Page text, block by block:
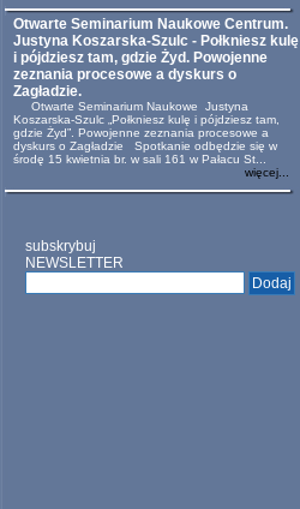
Otwarte Seminarium Naukowe Centrum.
Justyna Koszarska-Szulc - Połkniesz kulę
i pójdziesz tam, gdzie Żyd. Powojenne
zeznania procesowe a dyskurs o
Zagładzie.
Otwarte Seminarium Naukowe Justyna
Koszarska-Szulc „Połkniesz kulę i pójdziesz tam,
gdzie Żyd”. Powojenne zeznania procesowe a
dyskurs o Zagładzie Spotkanie odbędzie się w
środę 15 kwietnia br. w sali 161 w Pałacu St...
więcej...
subskrybuj
NEWSLETTER